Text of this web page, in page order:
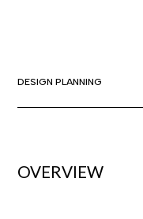
DESIGN PLANNING
OVERVIEW